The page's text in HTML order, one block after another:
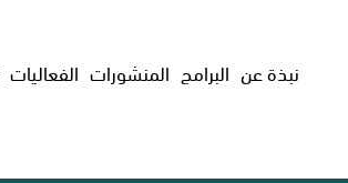
M
نبذة عن البرامج المنشورات الفعاليات